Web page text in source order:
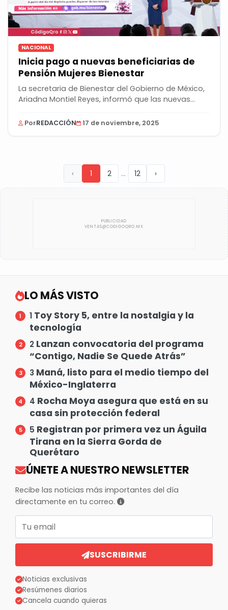
NACIONAL
Inicia pago a nuevas beneficiarias de
Pensión Mujeres Bienestar
La secretaria de Bienestar del Gobierno de México,
Ariadna Montiel Reyes, informó que las nuevas...
PorREDACCIÓN 17 de noviembre, 2025
‹ 1 2 ... 12 ›
LO MÁS VISTO
1 Toy Story 5, entre la nostalgia y la
tecnología
2 Lanzan convocatoria del programa
“Contigo, Nadie Se Quede Atrás”
3 Maná, listo para el medio tiempo del
México-Inglaterra
4 Rocha Moya asegura que está en su
casa sin protección federal
5 Registran por primera vez un Águila
Tirana en la Sierra Gorda de
Querétaro
ÚNETE A NUESTRO NEWSLETTER
Recibe las noticias más importantes del día
directamente en tu correo.
SUSCRIBIRME
Noticias exclusivas
Resúmenes diarios
Cancela cuando quieras